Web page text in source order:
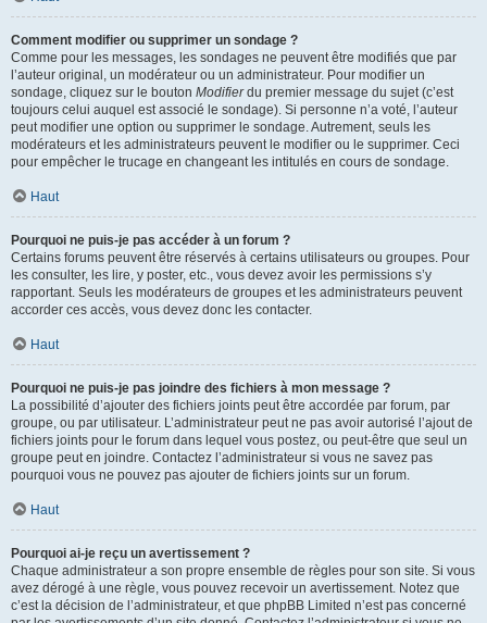
Comment modifier ou supprimer un sondage ?
Comme pour les messages, les sondages ne peuvent être modifiés que par
l’auteur original, un modérateur ou un administrateur. Pour modifier un
sondage, cliquez sur le bouton Modifierdu premier message du sujet (c’est
toujours celui auquel est associé le sondage). Si personne n’a voté, l’auteur
peut modifier une option ou supprimer le sondage. Autrement, seuls les
modérateurs et les administrateurs peuvent le modifier ou le supprimer. Ceci
pour empêcher le trucage en changeant les intitulés en cours de sondage.
Haut
Pourquoi ne puis-je pas accéder à un forum ?
Certains forums peuvent être réservés à certains utilisateurs ou groupes. Pour
les consulter, les lire, y poster, etc., vous devez avoir les permissions s’y
rapportant. Seuls les modérateurs de groupes et les administrateurs peuvent
accorder ces accès, vous devez donc les contacter.
Haut
Pourquoi ne puis-je pas joindre des fichiers à mon message ?
La possibilité d’ajouter des fichiers joints peut être accordée par forum, par
groupe, ou par utilisateur. L’administrateur peut ne pas avoir autorisé l’ajout de
fichiers joints pour le forum dans lequel vous postez, ou peut-être que seul un
groupe peut en joindre. Contactez l’administrateur si vous ne savez pas
pourquoi vous ne pouvez pas ajouter de fichiers joints sur un forum.
Haut
Pourquoi ai-je reçu un avertissement ?
Chaque administrateur a son propre ensemble de règles pour son site. Si vous
avez dérogé à une règle, vous pouvez recevoir un avertissement. Notez que
c’est la décision de l’administrateur, et que phpBB Limited n’est pas concerné